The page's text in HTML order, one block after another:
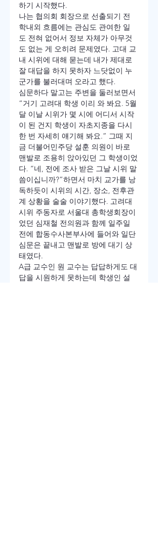
하기 시작했다.
나는 협의회 회장으로 선출되기 전
학내외 흐름에는 관심도 관여한 일
도 전혀 없어서 정보 자체가 아무것
도 없는 게 오히려 문제였다. 고대 교
내 시위에 대해 묻는데 내가 제대로
잘 대답을 하지 못하자 느닷없이 누
군가를 불러대며 오라고 했다.
심문하다 말고는 주변을 둘러보면서
“거기 고려대 학생 이리 와 봐요. 5월
달 이날 시위가 몇 시에 어디서 시작
이 된 건지 학생이 자초지종을 다시
한 번 자세히 얘기해 봐요.” 그때 지
금 더불어민주당 설훈 의원이 바로
맨발로 조용히 앉아있던 그 학생이었
다. “네, 전에 조사 받은 그날 시위 말
씀이십니까?”하면서 마치 교가를 낭
독하듯이 시위의 시간, 장소, 전후관
계 상황을 술술 이야기했다. 고려대
시위 주동자로 서울대 총학생회장이
었던 심재철 전의원과 함께 일주일
전에 합동수사본부사에 들어와 일단
심문은 끝내고 맨발로 방에 대기 상
태였다.
A급 교수인 원 교수는 답답하게도 대
답을 시원하게 못하는데 학생인 설